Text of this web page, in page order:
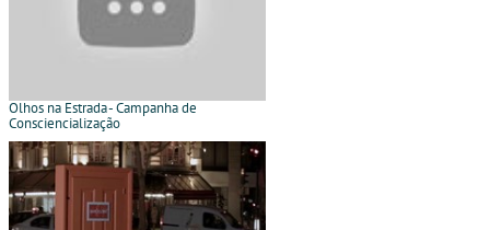
Olhos na Estrada - Campanha de
Consciencialização